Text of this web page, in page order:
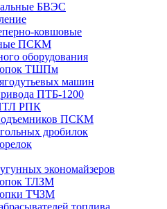
БВЭС
ковшовые
ПСКМ
оборудования
ТШПм
машин
ПТБ-1200
РПК
ПСКМ
дробилок
экономайзеров
ТЛЗМ
ТЧЗМ
топлива